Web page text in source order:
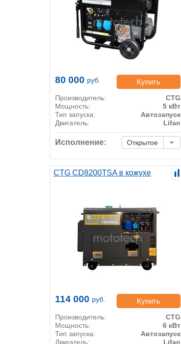
80 000 руб. Купить
Производитель:
CTG
Мощность:
5 кВт
Тип запуска:
Автозапуск
Двигатель:
Lifan
Исполнение: Открытое
CTG CD8200TSA в кожухе
114 000 руб. Купить
Производитель:
CTG
Мощность:
6 кВт
Тип запуска:
Автозапуск
Двигатель:
Lifan